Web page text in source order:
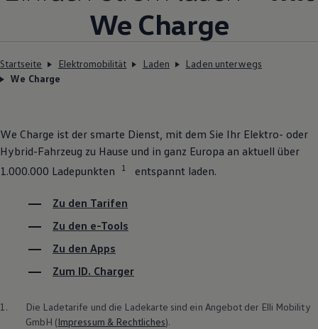
We Charge
Startseite Elektromobilität Laden
Laden unterwegs
We Charge
We Charge ist der smarte Dienst, mit dem Sie Ihr Elektro- oder
Hybrid-Fahrzeug zu Hause und in ganz Europa an aktuell über
1.000.000 Ladepunkten
1 entspannt laden.
Zu den Tarifen
Zu den e-Tools
Zu den Apps
Zum ID. Charger
1.
Die Ladetarife und die Ladekarte sind ein Angebot der Elli Mobility
GmbH (Impressum & Rechtliches).